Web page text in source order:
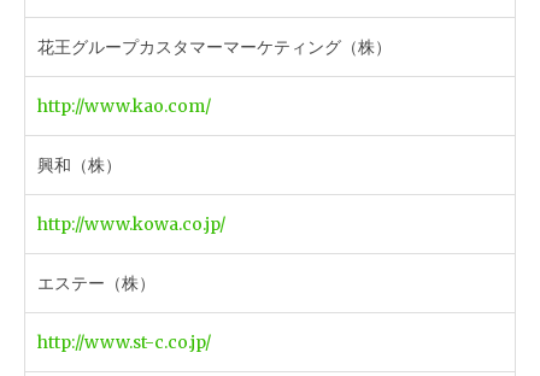
花王グループカスタマーマーケティング（株）
http://www.kao.com/
興和（株）
http://www.kowa.co.jp/
エステー（株）
http://www.st-c.co.jp/